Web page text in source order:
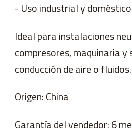
- Uso industrial y doméstico
Ideal para instalaciones
compresores, maquinaria y
conducción de aire o fluidos.
Origen: China
Garantía del vendedor: 6